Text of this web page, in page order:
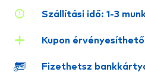
Szállítási idő: 1-3
Kupon érvényesíthető
Fizethetsz